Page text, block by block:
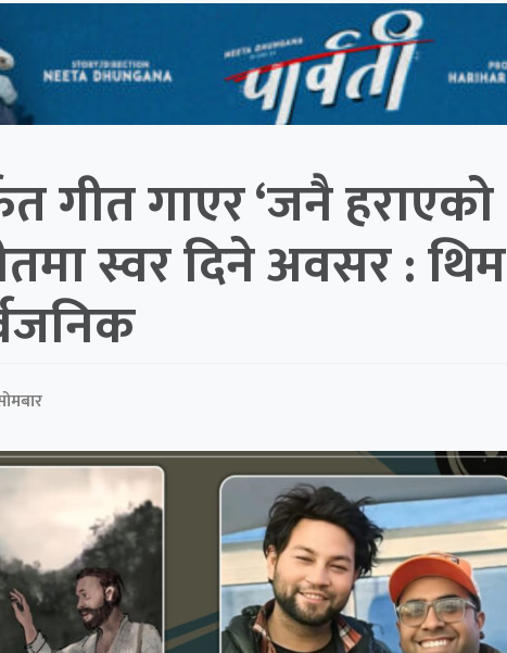
गीत गाएर ‘जनै हराएको
स्वर दिने अवसर : थिम